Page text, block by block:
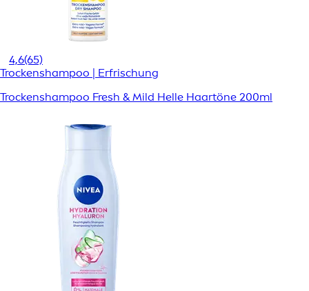
4,6(65)
Trockenshampoo | Erfrischung
Trockenshampoo Fresh & Mild Helle Haartöne 200ml